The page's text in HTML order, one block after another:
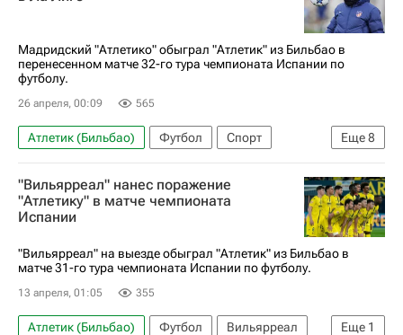
Мадридский "Атлетико" обыграл "Атлетик" из Бильбао в
перенесенном матче 32-го тура чемпионата Испании по
футболу.
26 апреля, 00:09 565
Еще8
Атлетик (Бильбао) Футбол
Спорт
Бильбао
Мадрид
Александер Сёрлот
Антуан Гризманн
Диего Симеоне
Атлетико (Мадрид)
Чемпионат Испании по футболу
"Вильярреал" нанес поражение
"Атлетику" в матче чемпионата
Испании
"Вильярреал" на выезде обыграл "Атлетик" из Бильбао в
матче 31-го тура чемпионата Испании по футболу.
13 апреля, 01:05 355
Еще 1
Атлетик (Бильбао) Футбол
Вильярреал